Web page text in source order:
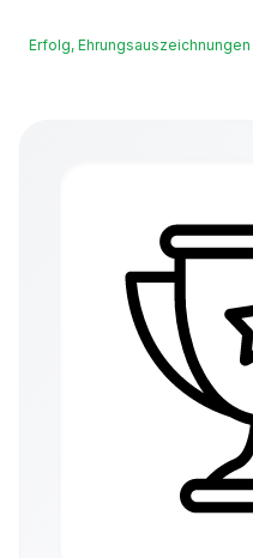
Erfolg, Ehrungsauszeichnungen